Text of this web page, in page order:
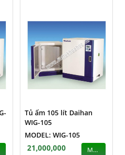
Tủ ấm 105 lít Daihan
WIG-105
MODEL: WIG-105
21,000,000
MUA